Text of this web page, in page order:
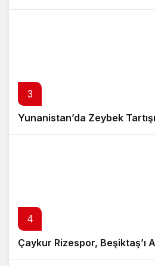
3
Yunanistan’da Zeybek
4
Çaykur Rizespor, Beşiktaş’ı